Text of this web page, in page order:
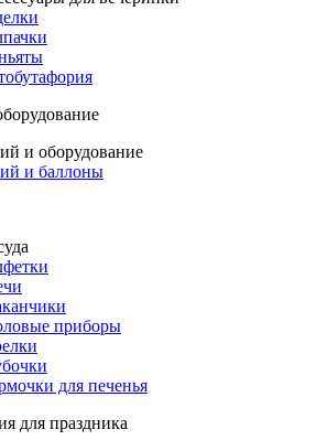
и оборудование
и баллоны
приборы
для печенья
для праздника